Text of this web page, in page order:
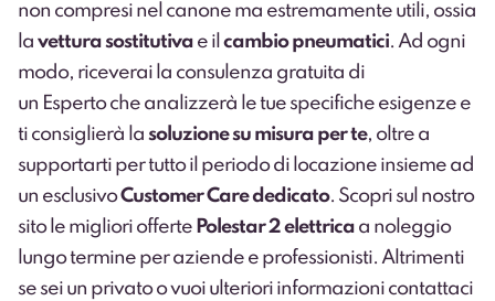
non compresi nel canone ma estremamente utili, ossia
la vettura sostitutiva e il cambio pneumatici. Ad ogni
modo, riceverai la consulenza gratuita di
un Espertoche analizzerà le tue specifiche esigenze e
ti consiglierà la soluzione su misura per te, oltre a
supportarti per tutto il periodo di locazione insieme ad
un esclusivoCustomer Care dedicato. Scopri sul nostro
sito le migliori offerte Polestar 2 elettrica a noleggio
lungo termine peraziende e professionisti. Altrimenti
se sei un privato o vuoi ulteriori informazioni contattaci